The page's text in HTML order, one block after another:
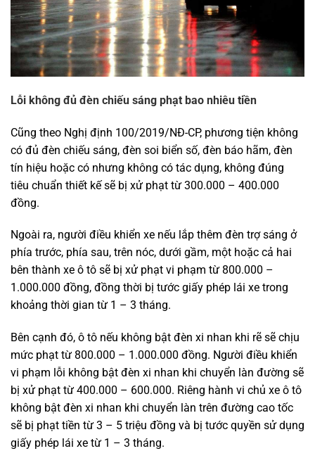
Lỗi không đủ đèn chiếu sáng phạt bao nhiêu tiền
Cũng theo Nghị định 100/2019/NĐ-CP, phương tiện không
có đủ đèn chiếu sáng, đèn soi biển số, đèn báo hãm, đèn
tín hiệu hoặc có nhưng không có tác dụng, không đúng
tiêu chuẩn thiết kế sẽ bị xử phạt từ 300.000 – 400.000
đồng.
Ngoài ra, người điều khiển xe nếu lắp thêm đèn trợ sáng ở
phía trước, phía sau, trên nóc, dưới gầm, một hoặc cả hai
bên thành xe ô tô sẽ bị xử phạt vi phạm từ 800.000 –
1.000.000 đồng, đồng thời bị tước giấy phép lái xe trong
khoảng thời gian từ 1 – 3 tháng.
Bên cạnh đó, ô tô nếu không bật đèn xi nhan khi rẽ sẽ chịu
mức phạt từ 800.000 – 1.000.000 đồng. Người điều khiển
vi phạm lỗi không bật đèn xi nhan khi chuyển làn đường sẽ
bị xử phạt từ 400.000 – 600.000. Riêng hành vi chủ xe ô tô
không bật đèn xi nhan khi chuyển làn trên đường cao tốc
sẽ bị phạt tiền từ 3 – 5 triệu đồng và bị tước quyền sử dụng
giấy phép lái xe từ 1 – 3 tháng.